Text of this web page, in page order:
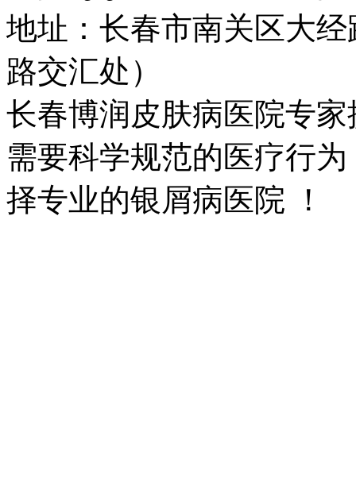
地址：长春市南关区大
路交汇处）
长春博润皮肤病医院专
需要科学规范的医疗行
择专业的银屑病医院 ！